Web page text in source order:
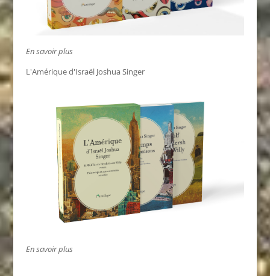
En savoir plus
L'Amérique d'Israël Joshua Singer
En savoir plus